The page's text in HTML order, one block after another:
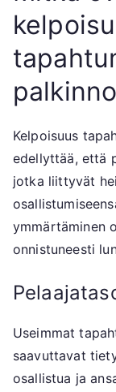
Kelpoisuus
edellyttää, että
jotka liittyvät
ymmärtäminen
onnistuneesti
Useimmat
saavuttavat
osallistua ja